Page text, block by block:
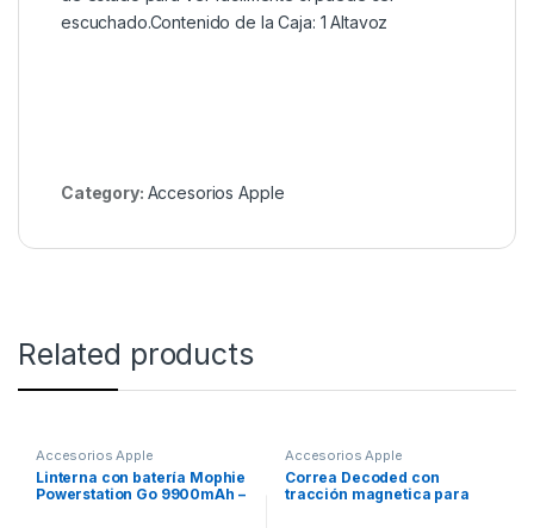
escuchado.Contenido de la Caja: 1 Altavoz
Category: Accesorios Apple
Related products
Accesorios Apple
Linterna con batería Mophie
Powerstation Go 9900mAh –
Accesorios Apple
Correa Decoded con
tracción magnetica para